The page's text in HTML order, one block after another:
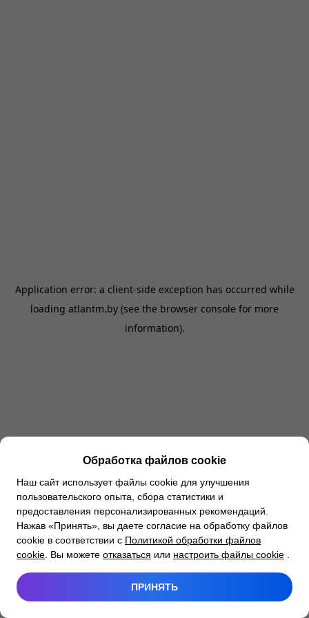
Application error: a client-side exception has occurred while
loading atlantm.by (see the browser console for more
information).
Обработка файлов cookie
Наш сайт использует файлы cookie для улучшения
пользовательского опыта, сбора статистики и
предоставления персонализированных рекомендаций.
Нажав «Принять», вы даете согласие на обработку файлов
cookie в соответствии с Политикой обработки файлов
cookie . Вы можете отказаться или настроить файлы cookie
ПРИНЯТЬ